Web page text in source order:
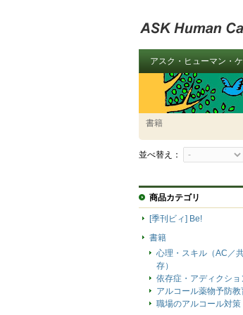
アスク・ヒューマン・
書籍
並べ替え：
商品カテゴリ
[季刊ビィ] Be!
書籍
心理・スキル（AC／
存）
依存症・アディクショ
アルコール薬物予防教
職場のアルコール対策